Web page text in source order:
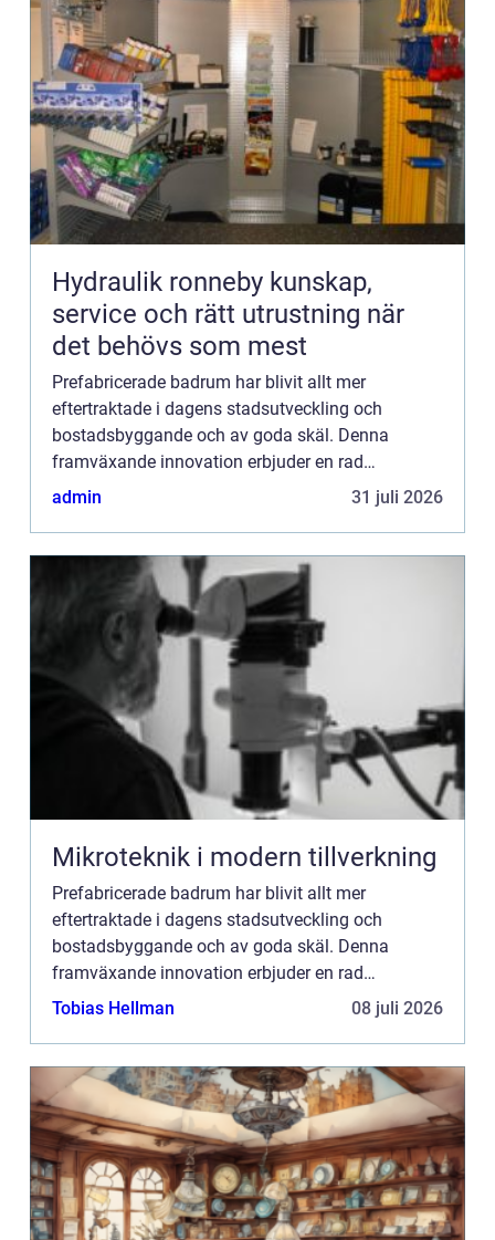
Hydraulik ronneby kunskap,
service och rätt utrustning när
det behövs som mest
Prefabricerade badrum har blivit allt mer
eftertraktade i dagens stadsutveckling och
bostadsbyggande och av goda skäl. Denna
framväxande innovation erbjuder en rad
betydande fördelar jämfört med traditionella
admin 31 juli 2026
Mikroteknik i modern tillverkning
Prefabricerade badrum har blivit allt mer
eftertraktade i dagens stadsutveckling och
bostadsbyggande och av goda skäl. Denna
framväxande innovation erbjuder en rad
betydande fördelar jämfört med traditionella
Tobias Hellman 08 juli 2026